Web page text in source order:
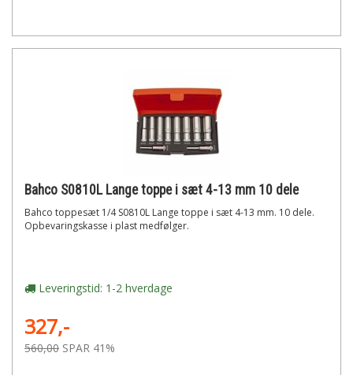
Bahco S0810L Lange toppe i sæt 4-13 mm 10 dele
Bahco toppesæt 1/4 S0810L Lange toppe i sæt 4-13 mm. 10 dele.
Opbevaringskasse i plast medfølger.
Leveringstid: 1-2 hverdage
327,-
560,00 SPAR 41%